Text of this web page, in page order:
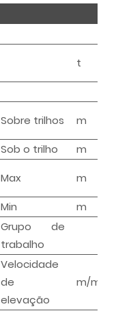
t
Sobre trilhos
m
Sob o trilho
m
Max
m
Min
m
Grupo de
trabalho
Velocidade
de
elevação
m/min